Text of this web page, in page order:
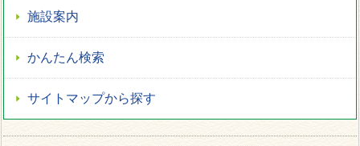
施設案内
かんたん検索
サイトマップから探す